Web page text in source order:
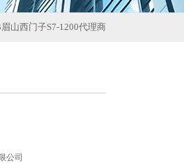
山西门子S7-1200代理商
公司